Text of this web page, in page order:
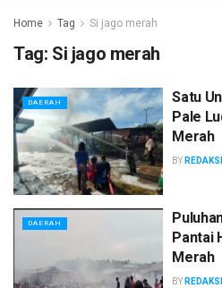
Home Tag Si jago merah
Tag: Si jago merah
DAERAH
Satu
Pale
Merah
BY REDAKSI
DAERAH
Pantai
Merah
BY REDAKSI